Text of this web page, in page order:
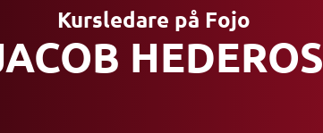
Kursledare på Fojo
HEDEROS